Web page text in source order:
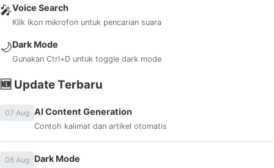
🎤Voice Search
Klik ikon mikrofon untuk pencarian suara
🌙Dark Mode
Gunakan Ctrl+D untuk toggle dark mode
🆕 Update Terbaru
07 Aug AI Content Generation
Contoh kalimat dan artikel otomatis
06 Aug Dark Mode